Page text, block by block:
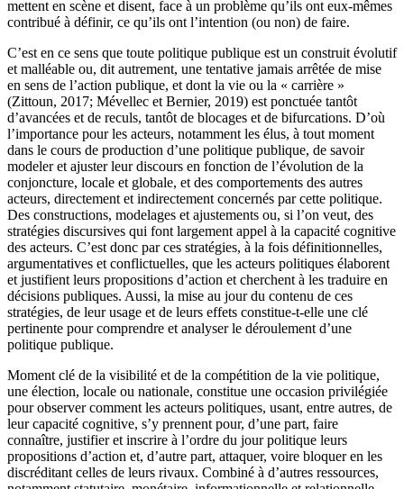
mettent en scène et disent, face à un problème qu’ils ont eux-mêmes
contribué à définir, ce qu’ils ont l’intention (ou non) de faire.
C’est en ce sens que toute politique publique est un construit évolutif
et malléable ou, dit autrement, une tentative jamais arrêtée de mise
en sens de l’action publique, et dont la vie ou la « carrière »
(Zittoun, 2017; Mévellec et Bernier, 2019) est ponctuée tantôt
d’avancées et de reculs, tantôt de blocages et de bifurcations. D’où
l’importance pour les acteurs, notamment les élus, à tout moment
dans le cours de production d’une politique publique, de savoir
modeler et ajuster leur discours en fonction de l’évolution de la
conjoncture, locale et globale, et des comportements des autres
acteurs, directement et indirectement concernés par cette politique.
Des constructions, modelages et ajustements ou, si l’on veut, des
stratégies discursives qui font largement appel à la capacité cognitive
des acteurs. C’est donc par ces stratégies, à la fois définitionnelles,
argumentatives et conflictuelles, que les acteurs politiques élaborent
et justifient leurs propositions d’action et cherchent à les traduire en
décisions publiques. Aussi, la mise au jour du contenu de ces
stratégies, de leur usage et de leurs effets constitue-t-elle une clé
pertinente pour comprendre et analyser le déroulement d’une
politique publique.
Moment clé de la visibilité et de la compétition de la vie politique,
une élection, locale ou nationale, constitue une occasion privilégiée
pour observer comment les acteurs politiques, usant, entre autres, de
leur capacité cognitive, s’y prennent pour, d’une part, faire
connaître, justifier et inscrire à l’ordre du jour politique leurs
propositions d’action et, d’autre part, attaquer, voire bloquer en les
discréditant celles de leurs rivaux. Combiné à d’autres ressources,